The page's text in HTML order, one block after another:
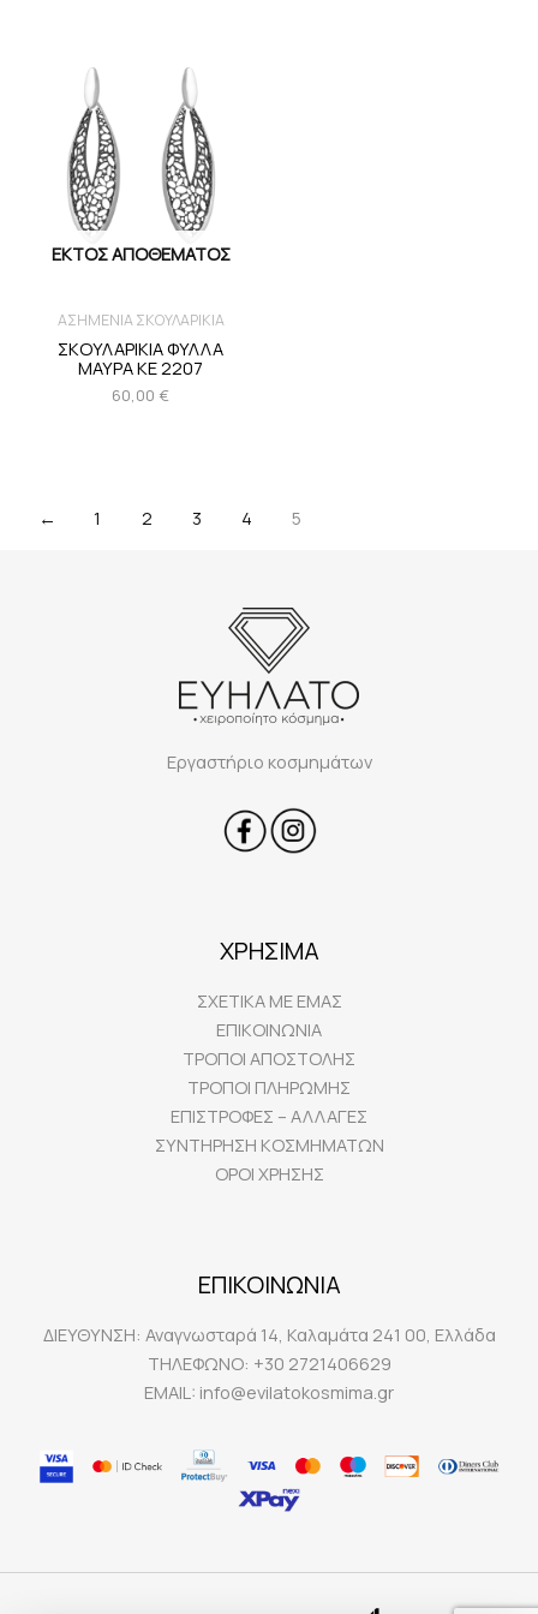
ΕΚΤΌΣ ΑΠΟΘΈΜΑΤΟΣ
ΑΣΗΜΕΝΙΑ ΣΚΟΥΛΑΡΙΚΙΑ
ΣΚΟΥΛΑΡΙΚΙΑ ΦΥΛΛΑ
ΜΑΥΡΑ KE 2207
60,00 €
← 1 2 3 4 5
Εργαστήριο κοσμημάτων
ΧΡΗΣΙΜΑ
ΣΧΕΤΙΚΑ ΜΕ ΕΜΑΣ
ΕΠΙΚΟΙΝΩΝΙΑ
ΤΡΟΠΟΙ ΑΠΟΣΤΟΛΗΣ
ΤΡΟΠΟΙ ΠΛΗΡΩΜΗΣ
ΕΠΙΣΤΡΟΦΕΣ – ΑΛΛΑΓΕΣ
ΣΥΝΤΗΡΗΣΗ ΚΟΣΜΗΜΑΤΩΝ
ΟΡΟΙ ΧΡΗΣΗΣ
ΕΠΙΚΟΙΝΩΝΙΑ
ΔΙΕΥΘΥΝΣΗ: Αναγνωσταρά 14, Καλαμάτα 241 00, Ελλάδα
ΤΗΛΕΦΩΝΟ: +30 2721406629
EMAIL: info@evilatokosmima.gr